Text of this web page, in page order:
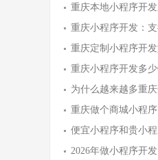
重庆本地小程序开
重庆小程序开发：
重庆定制小程序开
重庆小程序开发多
为什么越来越多重
重庆做个商城小程
便宜小程序和贵小
2026年做小程序开